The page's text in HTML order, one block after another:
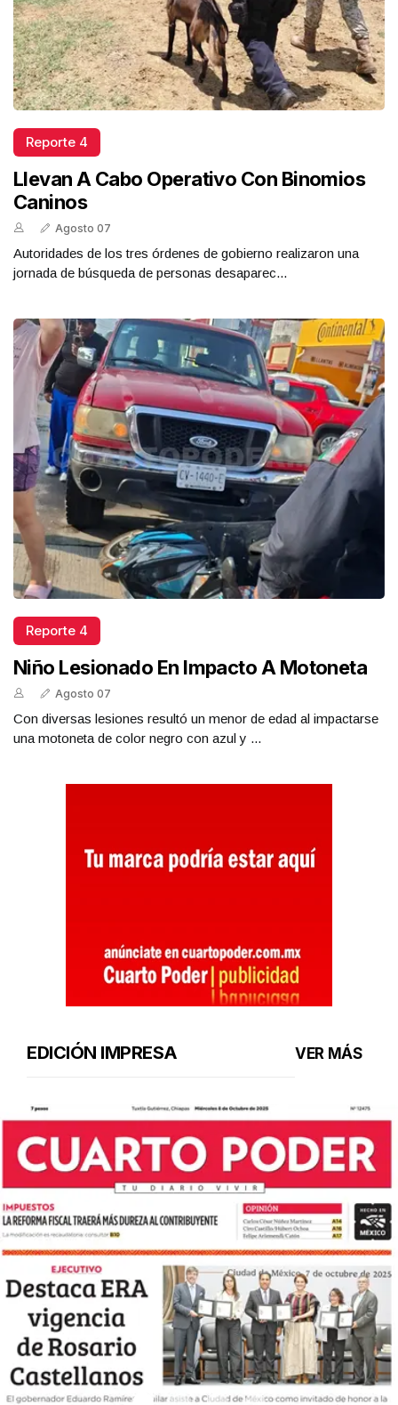
Reporte 4
Llevan A Cabo Operativo Con Binomios
Caninos
Agosto 07
Autoridades de los tres órdenes de gobierno realizaron una
jornada de búsqueda de personas desaparec...
Reporte 4
Niño Lesionado En Impacto A Motoneta
Agosto 07
Con diversas lesiones resultó un menor de edad al impactarse
una motoneta de color negro con azul y ...
EDICIÓN IMPRESA VER MÁS